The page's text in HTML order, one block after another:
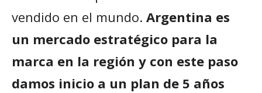
vendido en el mundo. Argentina es
un mercado estratégico para la
marca en la región y con este paso
damos inicio a un plan de 5 años